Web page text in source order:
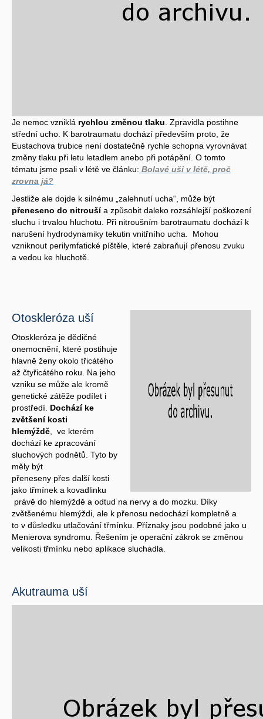
Je nemoc vzniklá rychlou změnou tlaku . Zpravidla postihne
střední ucho. K barotraumatu dochází především proto, že
Eustachova trubice není dostatečně rychle schopna vyrovnávat
změny tlaku při letu letadlem anebo při potápění. O tomto
tématu jsme psali v létě ve článku: Bolavé uši v létě, proč
zrovna já?
Jestliže ale dojde k silnému „zalehnutí ucha“, může být
přeneseno do nitroušía způsobit daleko rozsáhlejší poškození
sluchu i trvalou hluchotu. Při nitroušním barotraumatu dochází k
narušení hydrodynamiky tekutin vnitřního ucha. Mohou
vzniknout perilymfatické píštěle, které zabraňují přenosu zvuku
a vedou ke hluchotě.
Otoskleróza uší
Otoskleróza je dědičné
onemocnění, které postihuje
hlavně ženy okolo třicátého
až čtyřicátého roku. Na jeho
vzniku se může ale kromě
genetické zátěže podílet i
prostředí. Dochází ke
zvětšení kosti
hlemýždě , ve kterém
dochází ke zpracování
sluchových podnětů. Tyto by
měly být
přeneseny přes další kosti
jako třmínek a kovadlinku
právě do hlemýždě a odtud na nervy a do mozku. Díky
zvětšenému hlemýždi, ale k přenosu nedochází kompletně a
to v důsledku utlačování třmínku. Příznaky jsou podobné jako u
Menierova syndromu. Řešením je operační zákrok se změnou
velikosti třmínku nebo aplikace sluchadla.
Akutrauma uší